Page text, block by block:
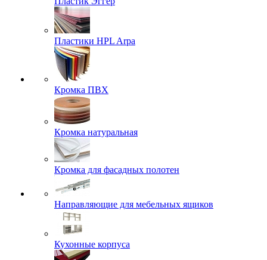
Пластики HPL Arpa
Кромка ПВХ
Кромка натуральная
Кромка для фасадных полотен
Направляющие для мебельных ящиков
Кухонные корпуса